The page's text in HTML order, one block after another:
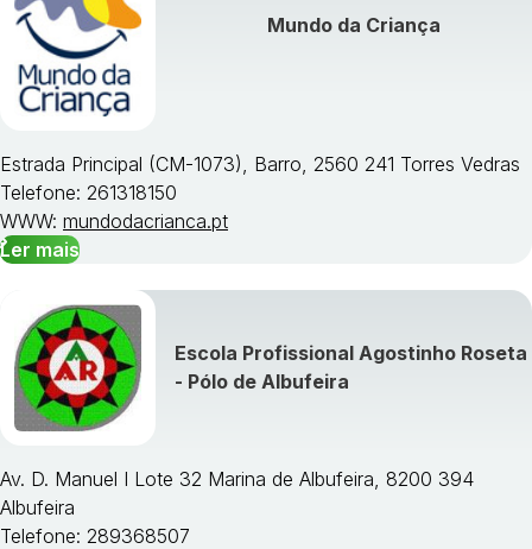
Mundo da Criança
Estrada Principal (CM-1073), Barro, 2560 241 Torres Vedras
Telefone: 261318150
WWW: mundodacrianca.pt
Ler mais
Escola Profissional Agostinho Roseta
- Pólo de Albufeira
Av. D. Manuel I Lote 32 Marina de Albufeira, 8200 394
Albufeira
Telefone: 289368507